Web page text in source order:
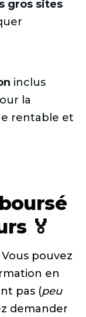
gros sites
inclus
la
rentable et
🏅
Vous pouvez
en
pas (peu
demander